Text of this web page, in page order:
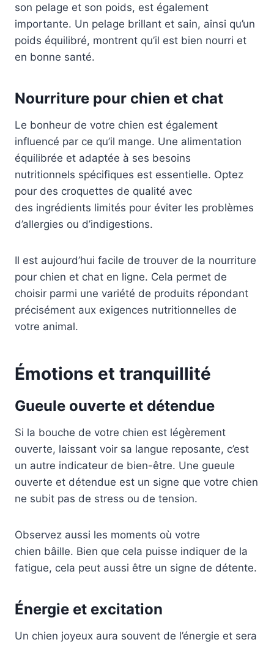
son pelage et son poids, est également
importante. Un pelage brillant et sain, ainsi qu’un
poids équilibré, montrent qu’il est bien nourri et
en bonne santé.
Nourriture pour chien et chat
Le bonheur de votre chien est également
influencé par ce qu’il mange. Une alimentation
équilibrée et adaptée à ses besoins
nutritionnels spécifiques est essentielle. Optez
pour des croquettes de qualité avec
des ingrédients limités pour éviter les problèmes
d’allergies ou d’indigestions.
Il est aujourd’hui facile de trouver de la nourriture
pour chien et chat en ligne. Cela permet de
choisir parmi une variété de produits répondant
précisément aux exigences nutritionnelles de
votre animal.
Émotions et tranquillité
Gueule ouverte et détendue
Si la bouche de votre chien est légèrement
ouverte, laissant voir sa langue reposante, c’est
un autre indicateur de bien-être. Une gueule
ouverte et détendue est un signe que votre chien
ne subit pas de stress ou de tension.
Observez aussi les moments où votre
chien bâille. Bien que cela puisse indiquer de la
fatigue, cela peut aussi être un signe de détente.
Énergie et excitation
Un chien joyeux aura souvent de l’énergie et sera